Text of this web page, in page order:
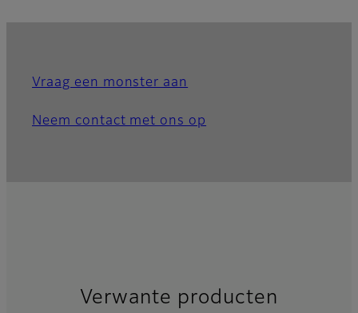
Vraag een monster aan
Neem contact met ons op
Verwante producten